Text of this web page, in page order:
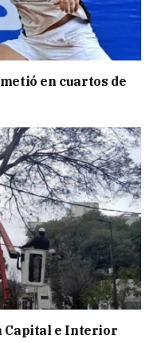
en cuartos de
Capital e Interior